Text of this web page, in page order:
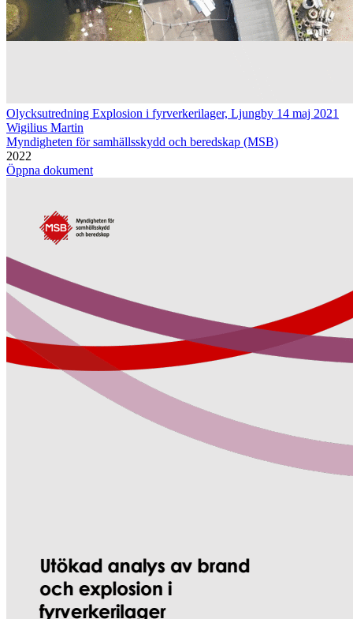
Olycksutredning Explosion i fyrverkerilager, Ljungby 14 maj 2021
Wigilius Martin
Myndigheten för samhällsskydd och beredskap (MSB)
2022
Öppna dokument